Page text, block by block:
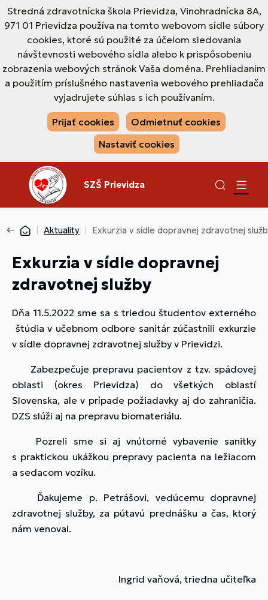
Stredná zdravotnícka škola Prievidza, Vinohradnícka 8A,
971 01 Prievidza používa na tomto webovom sídle súbory
cookies, ktoré sú použité za účelom sledovania
návštevnosti webového sídla alebo k prispôsobeniu
zobrazenia webových stránok Vaša doména. Prehliadaním
a použitím príslušného nastavenia webového prehliadača
vyjadrujete súhlas s ich používaním.
Prijať cookies
Odmietnuť cookies
Nastaviť cookies
SZŠ Prievidza
Aktuality Exkurzia v sídle dopravnej zdravotnej
Exkurzia v sídle dopravnej
zdravotnej služby
Dňa 11.5.2022 sme sa s triedou študentov externého
štúdia v učebnom odbore sanitár zúčastnili exkurzie
v sídle dopravnej zdravotnej služby v Prievidzi.
Zabezpečuje prepravu pacientov z tzv. spádovej
oblasti (okres Prievidza) do všetkých oblastí
Slovenska, ale v prípade požiadavky aj do zahraničia.
DZS slúži aj na prepravu biomateriálu.
Pozreli sme si aj vnútorné vybavenie sanitky
s praktickou ukážkou prepravy pacienta na ležiacom
a sedacom vozíku.
Ďakujeme p. Petrášovi, vedúcemu dopravnej
zdravotnej služby, za pútavú prednášku a čas, ktorý
nám venoval.
Ingrid vaňová, triedna učiteľka